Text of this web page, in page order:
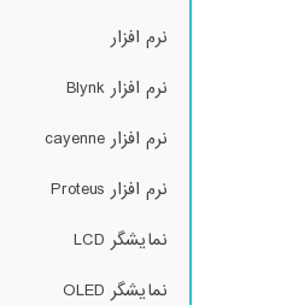
نرم افزار
نرم افزار Blynk
نرم افزار cayenne
نرم افزار Proteus
نمایشگر LCD
نمایشگر OLED